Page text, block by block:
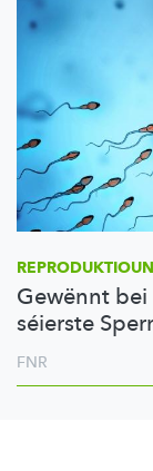
Gewënnt
séierste
FNR